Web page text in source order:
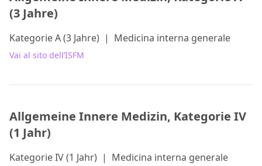
(3 Jahre)
Kategorie A (3 Jahre) | Medicina interna generale
Vai al sito dell’ISFM
Allgemeine Innere Medizin, Kategorie IV
(1 Jahr)
Kategorie IV (1 Jahr) | Medicina interna generale